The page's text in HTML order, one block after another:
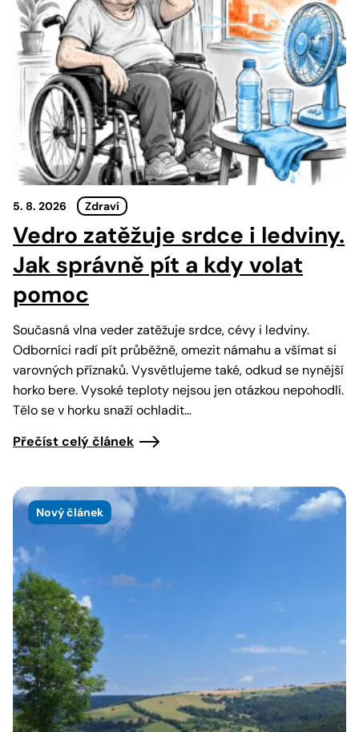
5. 8. 2026 Zdraví
Vedro zatěžuje srdce i ledviny.
Jak správně pít a kdy volat
pomoc
Současná vlna veder zatěžuje srdce, cévy i ledviny.
Odborníci radí pít průběžně, omezit námahu a všímat si
varovných příznaků. Vysvětlujeme také, odkud se nynější
horko bere. Vysoké teploty nejsou jen otázkou nepohodlí.
Tělo se v horku snaží ochladit…
Přečíst celý článek
Nový článek